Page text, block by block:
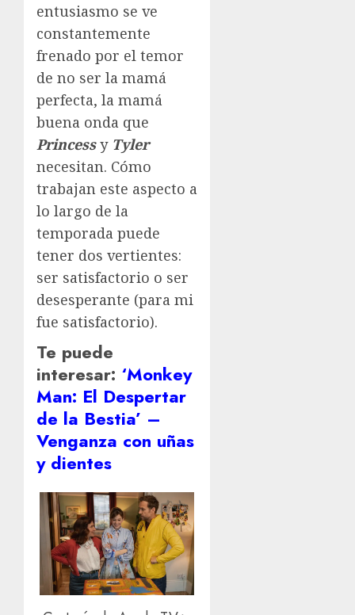
entusiasmo se ve
constantemente
frenado por el temor
de no ser la mamá
perfecta, la mamá
buena onda que
Princessy Tyler
necesitan. Cómo
trabajan este aspecto a
lo largo de la
temporada puede
tener dos vertientes:
ser satisfactorio o ser
desesperante (para mi
fue satisfactorio).
Te puede
interesar: ‘Monkey
Man: El Despertar
de la Bestia’ –
Venganza con uñas
y dientes